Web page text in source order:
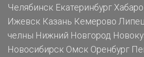
Челябинск Екатеринбург
Ижевск Казань Кемерово
челны Нижний Новгород
Новосибирск Омск Оренбург